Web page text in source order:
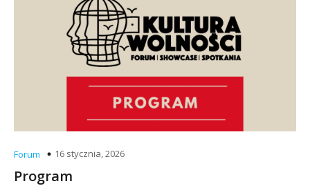
Forum 16 stycznia, 2026
Program